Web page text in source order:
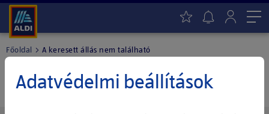
Főoldal A keresett állás nem található
A keresett állás nem található.
Adatvédelmi beállítások